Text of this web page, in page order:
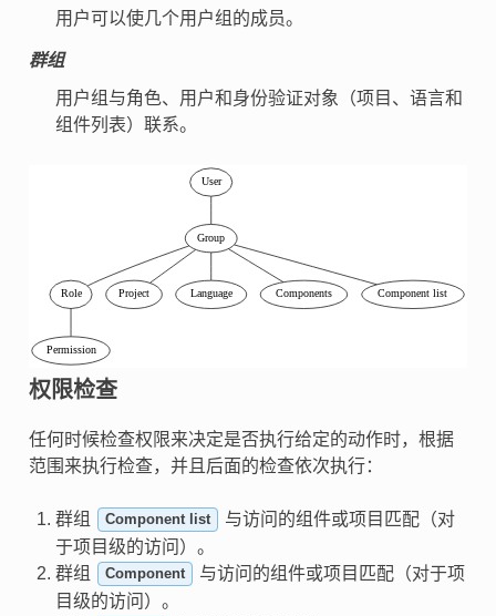
用户可以使几个用户组的成员。
群组
用户组与角色、用户和身份验证对象（项目、语言和
组件列表）联系。
权限检查
任何时候检查权限来决定是否执行给定的动作时，根据
范围来执行检查，并且后面的检查依次执行：
群组 Component list
与访问的组件或项目匹配（对
于项目级的访问）。
群组
Component
与访问的组件或项目匹配（对于项
目级的访问）。